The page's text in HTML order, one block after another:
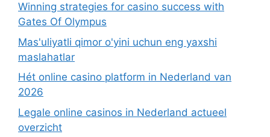
Winning strategies for casino success with
Gates Of Olympus
Mas'uliyatli qimor o'yini uchun eng yaxshi
maslahatlar
Hét online casino platform in Nederland van
2026
Legale online casinos in Nederland actueel
overzicht